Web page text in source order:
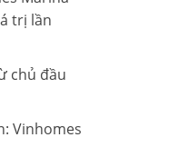
trị lần
chủ đầu
Vinhomes